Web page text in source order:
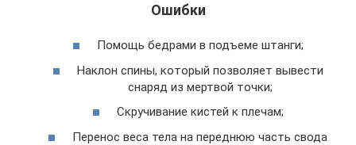
Ошибки
Помощь бедрами в подъеме штанги;
Наклон спины, который позволяет вывести
снаряд из мертвой точки;
Скручивание кистей к плечам;
Перенос веса тела на переднюю часть свода